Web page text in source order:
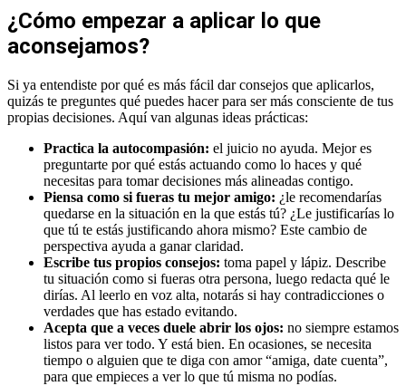
¿Cómo empezar a aplicar lo que
aconsejamos?
Si ya entendiste por qué es más fácil dar consejos que aplicarlos,
quizás te preguntes qué puedes hacer para ser más consciente de tus
propias decisiones. Aquí van algunas ideas prácticas:
Practica la autocompasión: el juicio no ayuda. Mejor es
preguntarte por qué estás actuando como lo haces y qué
necesitas para tomar decisiones más alineadas contigo.
Piensa como si fueras tu mejor amigo: ¿le recomendarías
quedarse en la situación en la que estás tú? ¿Le justificarías lo
que tú te estás justificando ahora mismo? Este cambio de
perspectiva ayuda a ganar claridad.
Escribe tus propios consejos: toma papel y lápiz. Describe
tu situación como si fueras otra persona, luego redacta qué le
dirías. Al leerlo en voz alta, notarás si hay contradicciones o
verdades que has estado evitando.
Acepta que a veces duele abrir los ojos: no siempre estamos
listos para ver todo. Y está bien. En ocasiones, se necesita
tiempo o alguien que te diga con amor “amiga, date cuenta”,
para que empieces a ver lo que tú misma no podías.